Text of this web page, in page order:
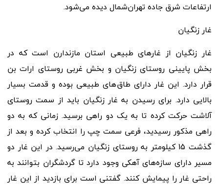
ارتفاعات شرق جاده تهرانشمال دیده میشود.
غار زنگیان
غار زنگیان از غارهای طبیعی استان مازندارن است که در
بخش پایینی روستای زنگیان و بخش غربی روستای ارات بن
قرار دارد. این غار دارای طاقهای طبیعی بوده و قدمت بسیار
بالایی دارد. برای رسیدن به غار زنگیان باید از سمت روستای
آلاشت حرکت کرده تا به یک دو راهی برسید. زمانی که به دو
راهی مذکور رسیدید، فرعی سمت چپ را انتخاب کرده و بعد از
گذشت 15 کیلومتر به روستای زنگیان می
رسید. در این غار دو
مسیر دارای سازههای آهکی وجود دارد تا گردشگران بتوانند به
راحتی غار را پیمایش کنند. گفتنی است برای بازدید از این غار